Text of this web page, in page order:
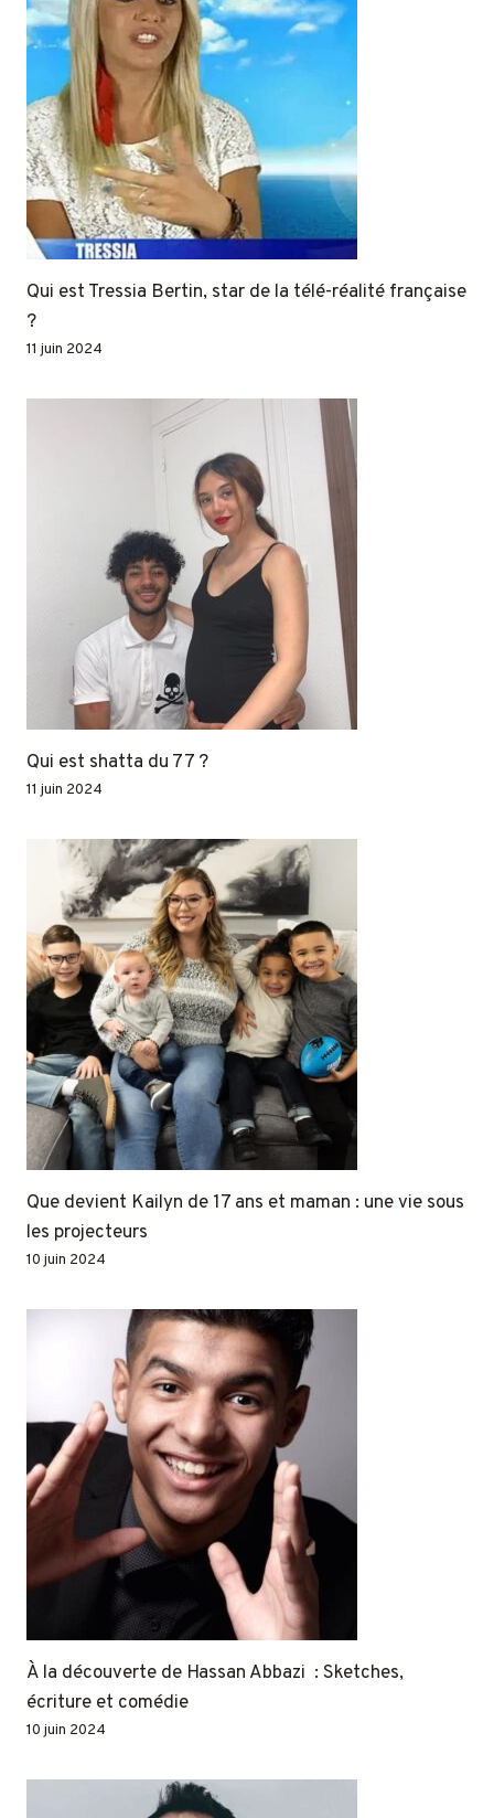
Qui est Tressia Bertin, star de la télé-réalité française
?
11 juin 2024
Qui est shatta du 77 ?
11 juin 2024
Que devient Kailyn de 17 ans et maman : une vie sous
les projecteurs
10 juin 2024
À la découverte de Hassan Abbazi : Sketches,
écriture et comédie
10 juin 2024